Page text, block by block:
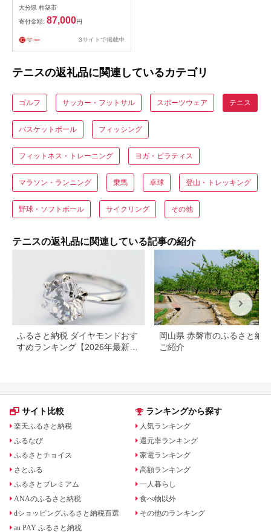
125 （240mロール） ※カラ
ー／クリスタルゴールド ※ゲ
ージ1.25mm
大分県 杵築市
寄付金額: 87,000円
3サイトで掲載中
テニスの返礼品に関連しているカテゴリ
ゴルフ サッカー・フットサル スポーツウェア テニス
バスケットボール フィッシング
フィットネス・トレーニング ヨガ・ピラティス
マラソン・ランニング 乗馬 卓球 登山・トレッキング
野球・ソフトボール サイクリング その他
テニスの返礼品に関連している記事の紹介
ふるさと納税 ダイヤモンドおす
すめランキング【2026年最新】
岡山県 赤磐市のふるさと納
ご紹介
サイト比較
楽天ふるさと納税
ふるなび
ふるさとチョイス
さとふる
ふるさとプレミアム
ANAのふるさと納税
dショッピングふるさと納税百選
au PAY ふるさと納税
ランキングから探す
人気ランキング
還元率ランキング
家電ランキング
高額ランキング
一人暮らし
食べ物以外
その他のランキング